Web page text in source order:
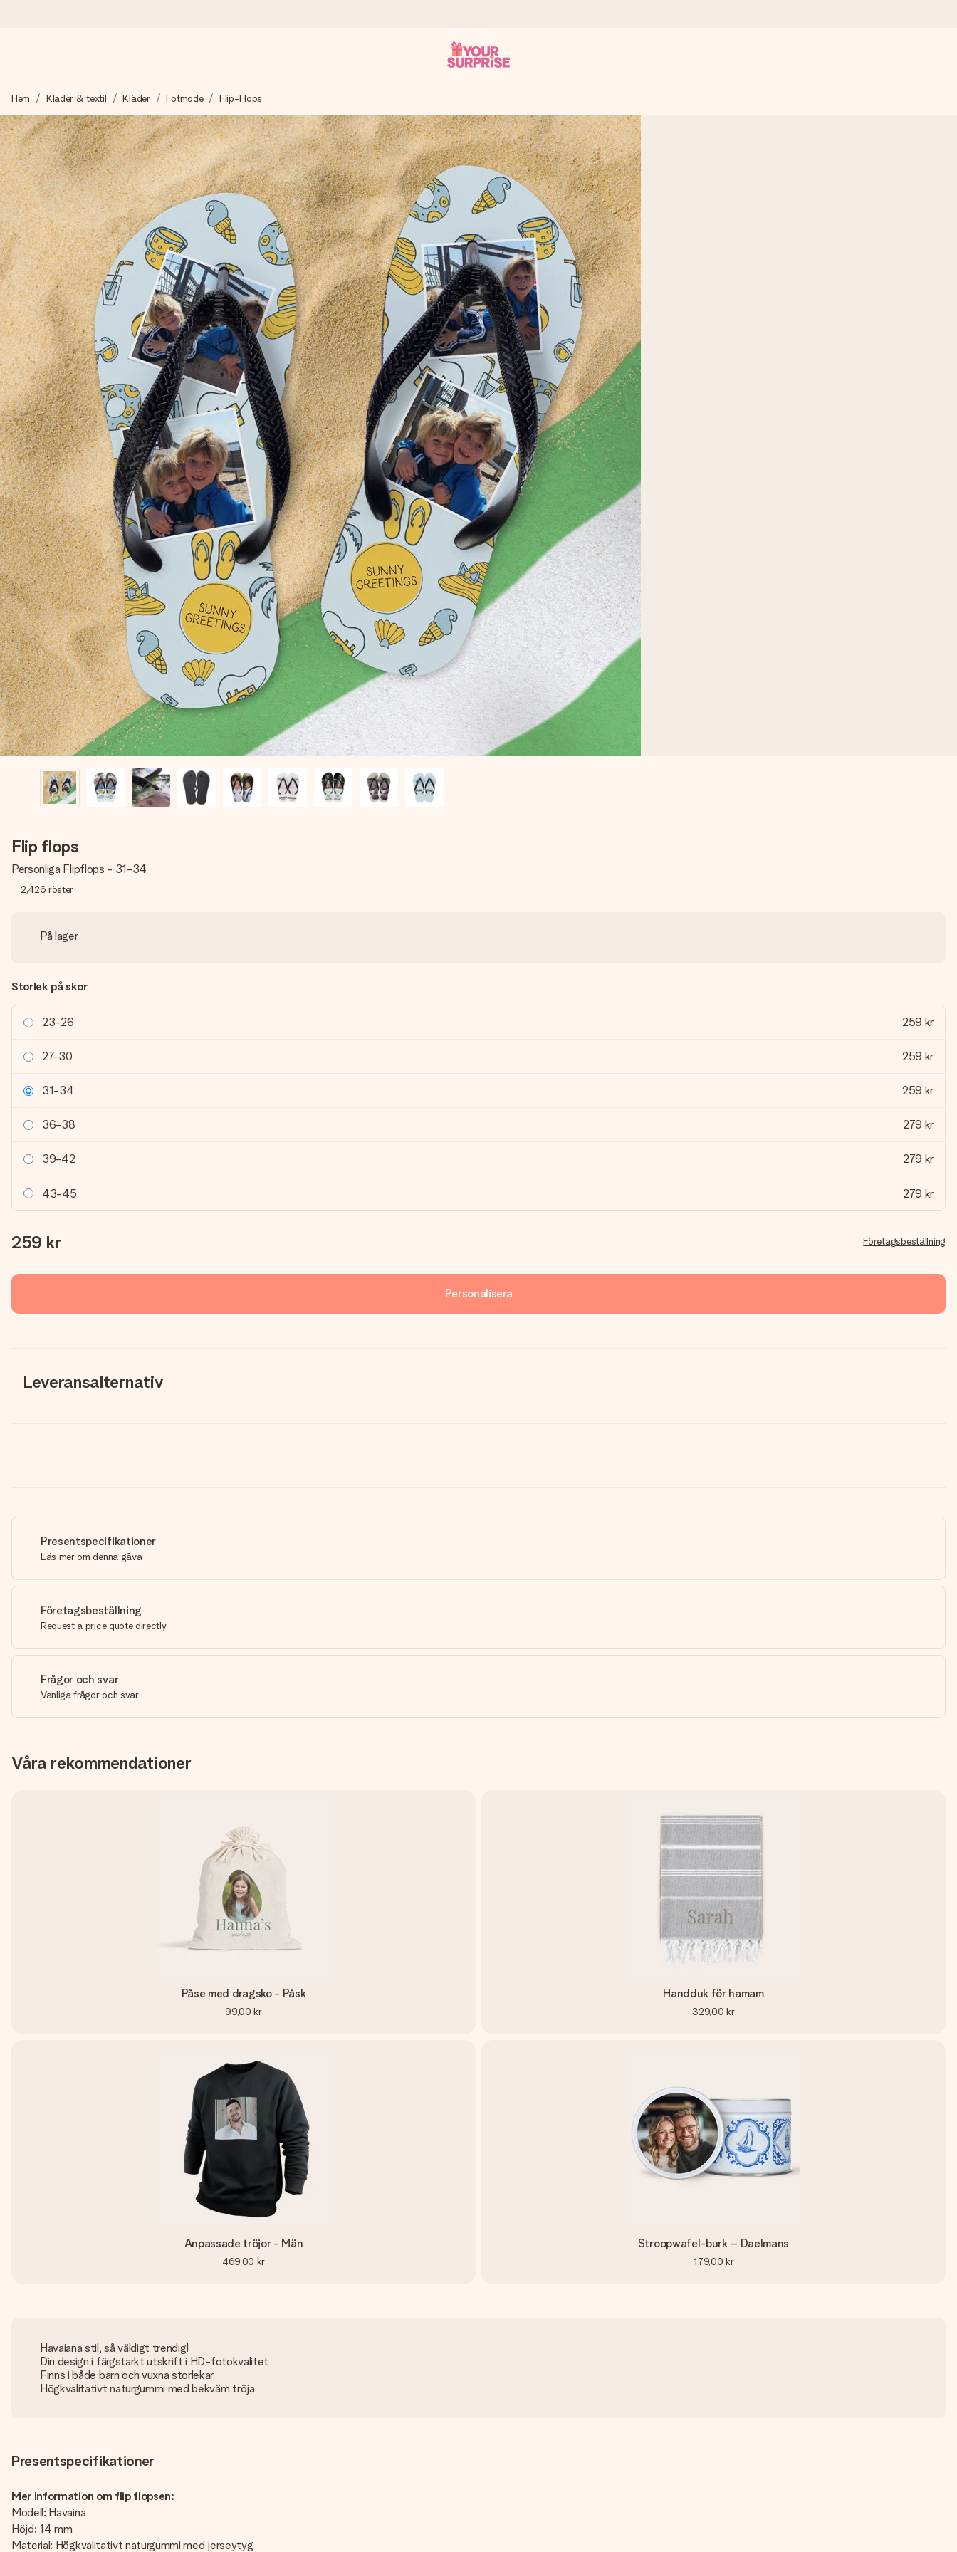
Vi skapar din gåva med omsorg och skickar den blixtsnabbt – så att du kan ge den i precis rätt tid, när det betyder som mest.
4,6 (baserat på +15 000 recensioner)
Våra gåvor inspirerar. Kunder ger oss 4,6 på Google Reviews.
Gratis hälsning
Skapa något unikt med bara några få steg – med hennes namn, ditt foto eller ett meddelande som verkligen berör hennes hjärta. Inget krångel, bara med all kärlek för
stunden.
Hem Kläder & textil Kläder Fotmode Flip-Flops
Flip flops
Personliga Flipflops - 31-34
2,426 röster
På lager
Storlek på skor
23-26 259 kr
27-30 259 kr
31-34 259 kr
36-38 279 kr
39-42 279 kr
43-45 279 kr
259 kr Företagsbeställning
Personalisera
Leveransalternativ
Presentspecifikationer
Läs mer om denna gåva
Företagsbeställning
Request a price quote directly
Frågor och svar
Vanliga frågor och svar
Våra rekommendationer
Påse med dragsko - Påsk
99,00 kr
Handduk för hamam
329,00 kr
Anpassade tröjor - Män
469,00 kr
Stroopwafel-burk – Daelmans
179,00 kr
Havaiana stil, så väldigt trendig!
Din design i färgstarkt utskrift i HD-fotokvalitet
Finns i både barn och vuxna storlekar
Högkvalitativt naturgummi med bekväm tröja
Presentspecifikationer
Mer information om flip flopsen:
Modell: Havaina
Höjd: 14 mm
Material: Högkvalitativt naturgummi med jerseytyg